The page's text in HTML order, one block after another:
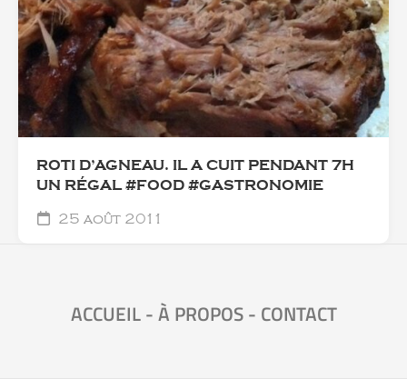
ROTI D’AGNEAU. IL A CUIT PENDANT 7H
UN RÉGAL #FOOD #GASTRONOMIE
25 août 2011
ACCUEIL-À PROPOS- CONTACT